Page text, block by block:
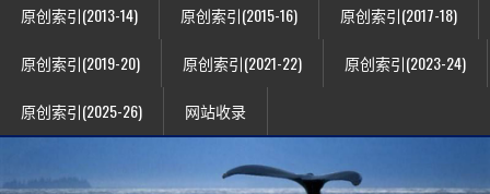
原创索引(2013-14) 原创索引(2015-16) 原创索引(2017-18)
原创索引(2019-20) 原创索引(2021-22) 原创索引(2023-24)
原创索引(2025-26) 网站收录